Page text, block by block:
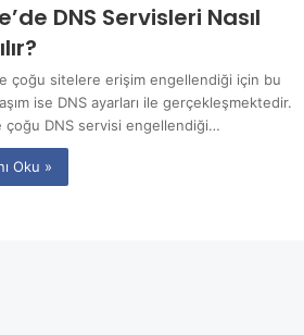
DNS Servisleri Nasıl
çoğu sitelere erişim engellendiği için bu
ise DNS ayarları ile gerçekleşmektedir.
çoğu DNS servisi engellendiği…
Oku »